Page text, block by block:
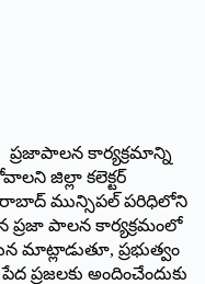
ప్రజాపాలన కార్యక్రమాన్ని
జిల్లా కలెక్టర్
మున్సిపల్ పరిధిలోని
ప్రజా పాలన కార్యక్రమంలో
ప్రభుత్వం
ప్రజలకు అందించేందుకు